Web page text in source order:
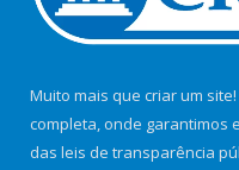
Muito mais que criar um
completa, onde garantimos
das leis de transparência